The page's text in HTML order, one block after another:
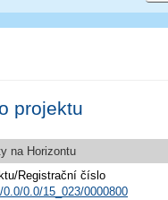
projektu
na Horizontu
Registrační číslo
0.0/15_023/0000800